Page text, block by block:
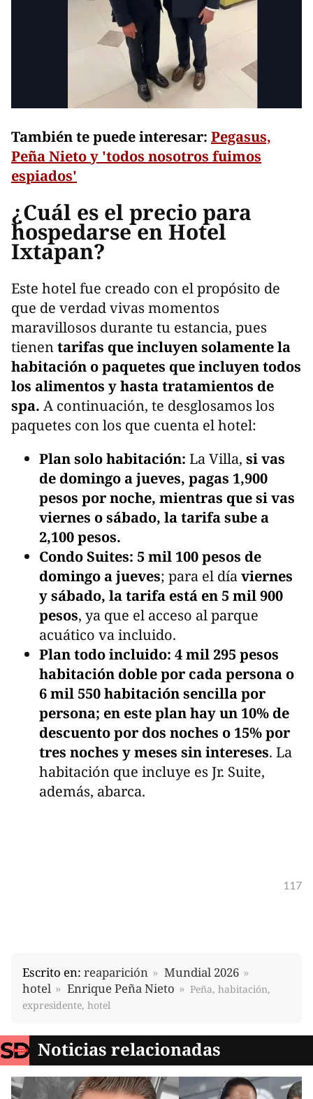
También te puede interesar: Pegasus,
Peña Nieto y 'todos nosotros fuimos
espiados'
¿Cuál es el precio para
hospedarse en Hotel
Ixtapan?
Este hotel fue creado con el propósito de
que de verdad vivas momentos
maravillosos durante tu estancia, pues
tienentarifas que incluyen solamente la
habitación o paquetes que incluyen todos
los alimentos y hasta tratamientos de
spa. A continuación, te desglosamos los
paquetes con los que cuenta el hotel:
Plan solo habitación: La Villa, si vas
de domingo a jueves, pagas 1,900
pesos por noche, mientras que si vas
viernes o sábado, la tarifa sube a
2,100 pesos.
Condo Suites: 5 mil 100 pesos de
domingo a jueves; para el díaviernes
y sábado, la tarifa está en 5 mil 900
pesos, ya que el acceso al parque
acuático va incluido.
Plan todo incluido: 4 mil 295 pesos
habitación doble por cada persona o
6 mil 550 habitación sencilla por
persona; en este plan hay un 10% de
descuento por dos noches o 15% por
tres noches y meses sin intereses. La
habitación que incluye es Jr. Suite,
además, abarca.
117
Escrito en: reaparición
Mundial 2026
hotel
Enrique Peña Nieto
Peña, habitación,
expresidente, hotel
Noticias relacionadas